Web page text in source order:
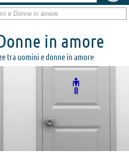
e Donne in amore
in amore
tra uomini e donne in amore